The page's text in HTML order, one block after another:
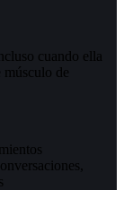
cuando ella
músculo de